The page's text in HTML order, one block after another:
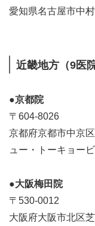
愛知県名古屋市中
近畿地方（9医院
●京都院
〒604-8026
京都府京都市中京
ュー・トーキョー
●大阪梅田院
〒530-0012
大阪府大阪市北区